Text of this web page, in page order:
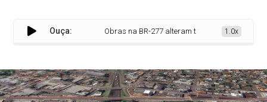
Ouça: Obras na BR-277 alteram tráfego perto do Viaduto
1.0x